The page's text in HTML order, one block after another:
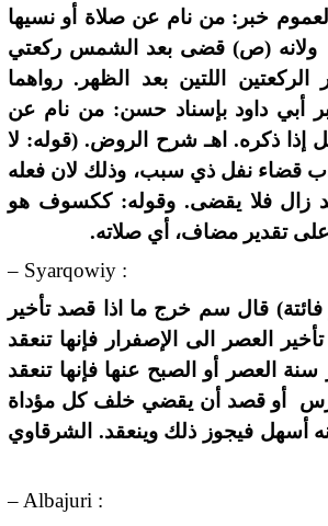
خبر: من نام عن صلاة أو نسيها
ولانه (ص) قضى بعد الشمس ركعتي
الركعتين اللتين بعد الظهر. رواهما
أبي داود بإسناد حسن: من نام عن
إذا ذكره. اهـ شرح الروض. (قوله: لا
قضاء نفل ذي سبب، وذلك لان فعله
زال فلا يقضى. وقوله: ككسوف هو
تقدير مضاف، أي صلاته.
– Syarqowiy :
فائتة) قال سم خرج ما اذا قصد تأخير
العصر الى الإصفرار فإنها تنعقد
سنة العصر أو الصبح عنها فإنها تنعقد
أو قصد أن يقضي خلف كل مؤداة
أسهل فيجوز ذلك وينعقد. الشرقاوي
– Albajuri :